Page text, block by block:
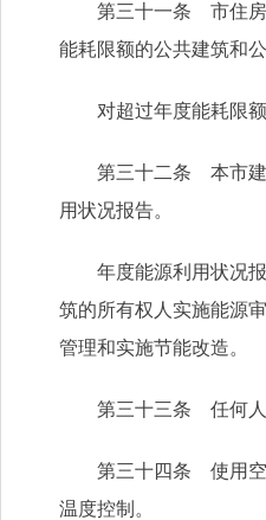
第三十一条 市住房城
能耗限额的公共建筑和
对超过年度能耗限额
第三十二条 本市建立
用状况报告。
年度能源利用状况报
筑的所有权人实施能源
管理和实施节能改造。
第三十三条 任何人不
第三十四条 使用空调
温度控制。